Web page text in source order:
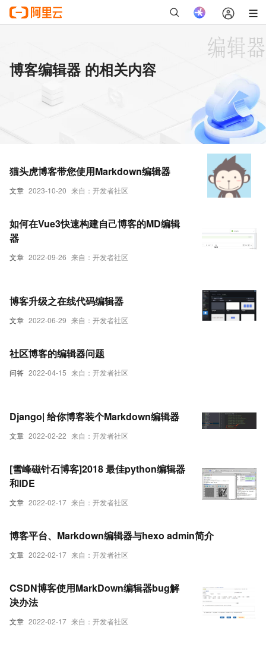
博客编辑器 的相关内容
文章 2023-10-20 来自：开发者社区
猫头虎博客带您使用Markdown编辑器
文章 2022-09-26 来自：开发者社区
如何在Vue3快速构建自己博客的MD编辑
器
文章 2022-06-29 来自：开发者社区
博客升级之在线代码编辑器
问答 2022-04-15 来自：开发者社区
社区博客的编辑器问题
文章 2022-02-22 来自：开发者社区
Django| 给你博客装个Markdown编辑器
文章 2022-02-17 来自：开发者社区
[雪峰磁针石博客]2018 最佳python编辑器
和IDE
文章 2022-02-17 来自：开发者社区
博客平台、Markdown编辑器与hexo admin简介
文章 2022-02-17 来自：开发者社区
CSDN博客使用MarkDown编辑器bug解
决办法